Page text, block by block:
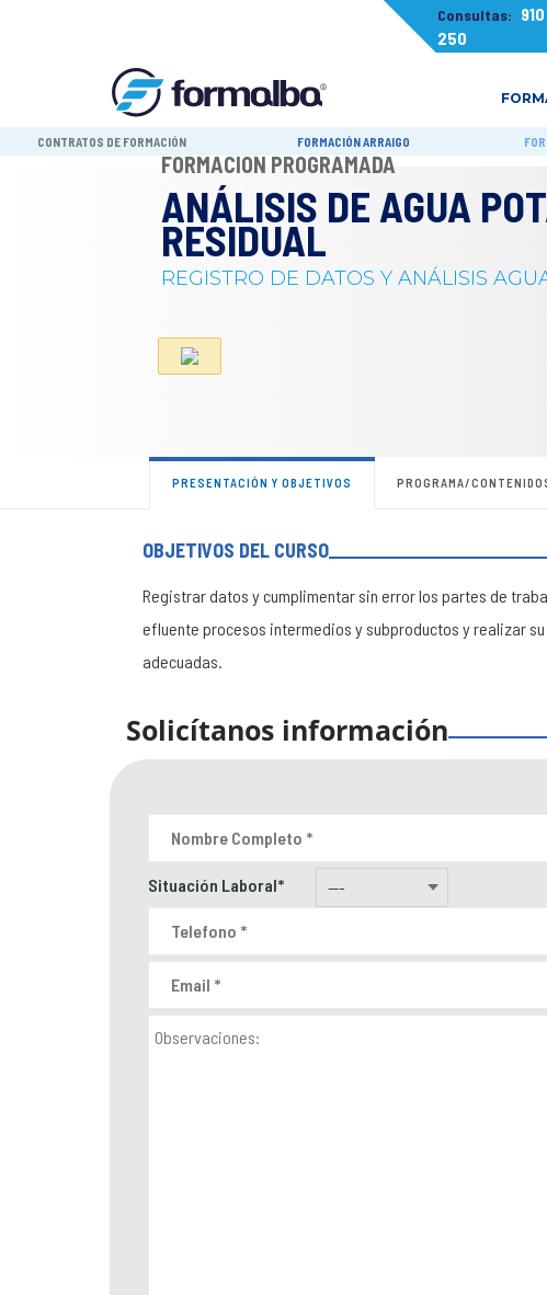
Consultas:
250
CONTRATOS DE FORMACIÓN FORMACIÓN ARRAIGO
FORMACIÓN PROGRAMADA
ANÁLISIS DE AGUA
RESIDUAL
REGISTRO DE DATOS Y ANÁLISIS
PRESENTACIÓN Y OBJETIVOS PROGRAMA/
OBJETIVOS DEL CURSO
Registrar datos y cumplimentar sin error los partes de
efluente procesos intermedios y subproductos y realizar
adecuadas.
Solicítanos información
Situación Laboral*